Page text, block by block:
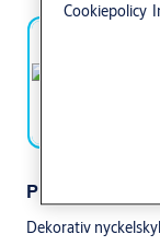
Dekorativ
Cookiepolicy